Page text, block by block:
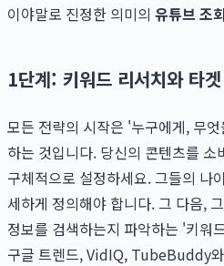
이야말로 진정한 의미의 유튜브 조
1단계: 키워드 리서치와 타
모든 전략의 시작은 '누구에게, 무
하는 것입니다. 당신의 콘텐츠를
구체적으로 설정하세요. 그들의 나
세하게 정의해야 합니다. 그 다음,
정보를 검색하는지 파악하는 '키워
구글 트렌드, VidIQ, TubeBuddy